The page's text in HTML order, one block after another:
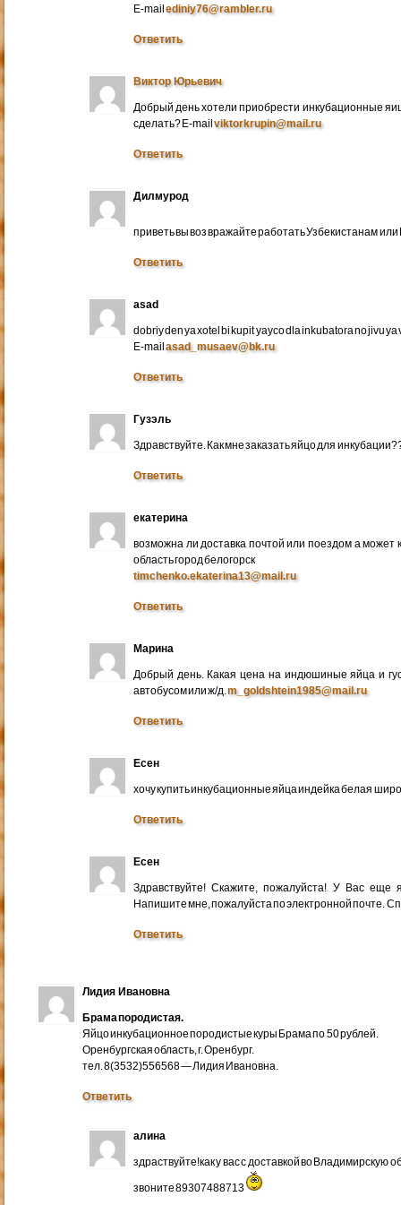
E-mailediniy76@rambler.ru
Ответить
Виктор Юрьевич
Добрый день хотели приобрести инкубационные
сделать? E-mailviktorkrupin@mail.ru
Ответить
Дилмурод
приветь вы воз вражайте работать Узбекистанам
Ответить
asad
dobriy den ya xotel bi kupit yayco dla inkubatora no jivu ya
E-mailasad_musaev@bk.ru
Ответить
Гузэль
Здравствуйте. Как мне заказать яйцо для
Ответить
екатерина
возможна ли доставка почтой или поездом а
область город белогорск
timchenko.ekaterina13@mail.ru
Ответить
Марина
Добрый день. Какая цена на индюшиные яйца и
автобусом или ж/д.m_goldshtein1985@mail.ru
Ответить
Есен
хочу купить инкубационные яйца индейка белая
Ответить
Есен
Здравствуйте! Скажите, пожалуйста! У Вас еще
Напишите мне, пожалуйста по электронной почте.
Ответить
Лидия Ивановна
Брама породистая.
Яйцо инкубационное породистые куры Брама по 50 рублей.
Оренбургская область, г. Оренбург.
тел. 8(3532)556568 — Лидия Ивановна.
Ответить
алина
здраствуйте!как у вас с доставкой во Владимирскую
звоните 89307488713